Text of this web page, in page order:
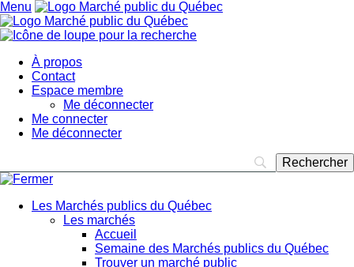
Menu
À propos
Contact
Espace membre
Me déconnecter
Me connecter
Me déconnecter
Les Marchés publics du Québec
Les marchés
Accueil
Semaine des Marchés publics du Québec
Trouver un marché public